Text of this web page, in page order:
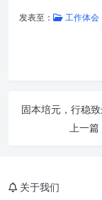
发表至： 工作体会
上一篇
关于我们